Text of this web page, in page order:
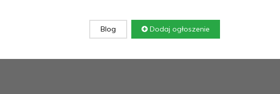
Blog Dodaj ogłoszenie